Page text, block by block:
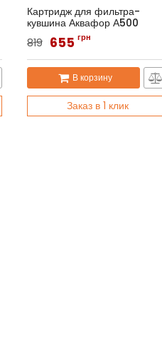
Картридж для фильтра-
кувшина Аквафор А500
Артикул:Аквафор A5Н (2 шт.)
819 655 грн
В корзину
Заказ в 1 клик